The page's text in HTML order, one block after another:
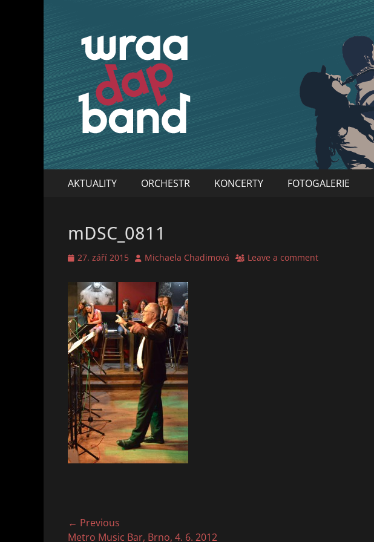
WraaDap Band
Primary
AKTUALITY ORCHESTR KONCERTY FOTOGALERIE
mDSC_0811
Posted
27. září 2015 Author
Michaela Chadimová Leave a comment
Navigace
← Previous
Previous
Metro Music Bar, Brno, 4. 6. 2012